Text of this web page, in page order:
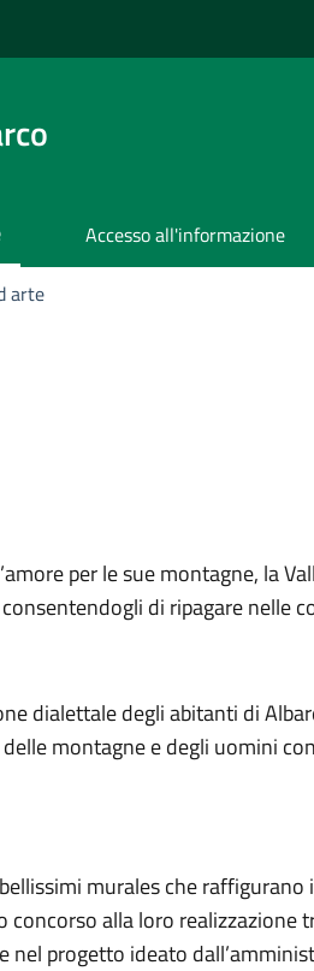
Accesso all'informazione
arte
per le sue montagne, la
di ripagare nelle
dialettale degli abitanti di
montagne e degli uomini
murales che
alla loro realizzazione
progetto ideato